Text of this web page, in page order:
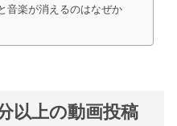
音楽が消えるのはなぜか
以上の動画投稿